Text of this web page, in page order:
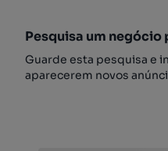
Pesquisa um negócio
Guarde esta pesquisa e
aparecerem novos